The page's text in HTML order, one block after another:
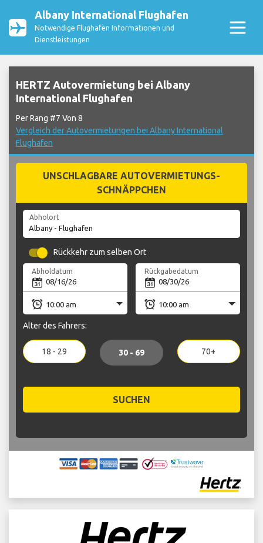
Albany International Flughafen
Notwendige Flughafen Informationen und
Dienstleistungen
HERTZ Autovermietung bei Albany
International Flughafen
Per Rang #7 Von 8
Vergleich der Autovermietungen bei Albany International
Flughafen
UNSCHLAGBARE AUTOVERMIETUNGS-
SCHNÄPPCHEN
Abholort
Rückkehr zum selben Ort
Abholdatum Rückgabedatum
Alter des Fahrers:
18 - 29 30 - 69 70+
SUCHEN